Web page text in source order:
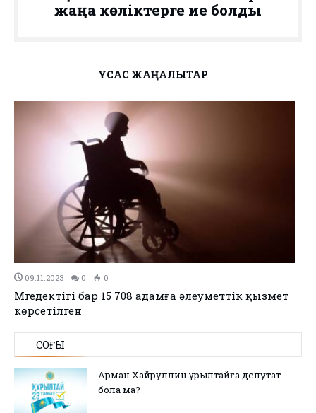
жаңа көліктерге ие болды
ҰҚСАС ЖАҢАЛЫҚТАР
09.11.2023 0 0
Мүгедектігі бар 15 708 адамға әлеуметтік қызмет
көрсетілген
СОҢҒЫ
Арман Хайруллин Құрылтайға депутат
бола ма?